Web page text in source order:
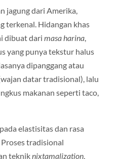
jagung dari Amerika,
terkenal. Hidangan khas
dibuat dari masa harina,
yang punya tekstur halus
dipanggang atau
datar tradisional), lalu
makanan seperti taco,
elastisitas dan rasa
tradisional
tekniknixtamalization,